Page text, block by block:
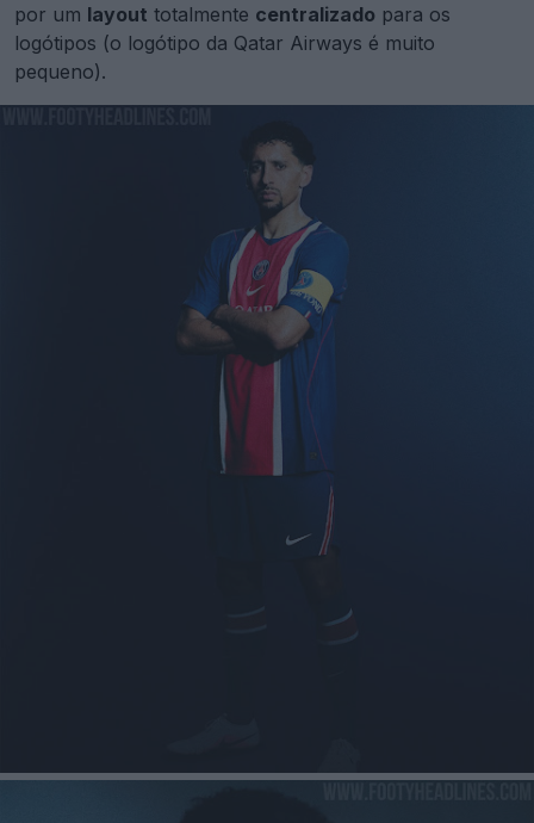
por um layout totalmente centralizado para os
logótipos (o logótipo da Qatar Airways é muito
pequeno).